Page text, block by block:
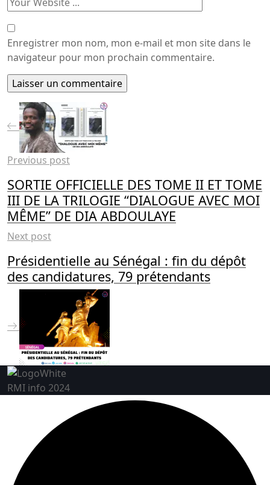
Enregistrer mon nom, mon e-mail et mon site dans le
navigateur pour mon prochain commentaire.
Previous post
SORTIE OFFICIELLE DES TOME II ET TOME
III DE LA TRILOGIE “DIALOGUE AVEC MOI
MÊME” DE DIA ABDOULAYE
Next post
Présidentielle au Sénégal : fin du dépôt
des candidatures, 79 prétendants
RMI info 2024